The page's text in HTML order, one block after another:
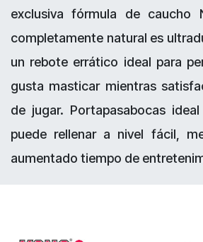
exclusiva fórmula de caucho
completamente natural es
un rebote errático ideal para
gusta masticar mientras
de jugar. Portapasabocas
puede rellenar a nivel fácil,
aumentado tiempo de